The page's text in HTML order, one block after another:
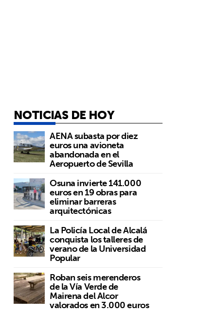
NOTICIAS DE HOY
AENA subasta por diez
euros una avioneta
abandonada en el
Aeropuerto de Sevilla
Osuna invierte 141.000
euros en 19 obras para
eliminar barreras
arquitectónicas
La Policía Local de Alcalá
conquista los talleres de
verano de la Universidad
Popular
Roban seis merenderos
de la Vía Verde de
Mairena del Alcor
valorados en 3.000 euros